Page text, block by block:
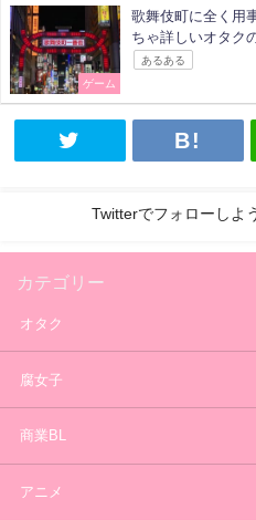
ゲーム
歌舞伎町に全く用
ちゃ詳しいオタク
あるある
Twitterでフォローしよ
カテゴリー
オタク
腐女子
商業BL
アニメ